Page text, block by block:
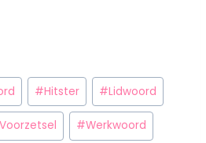
#Hitster #Lidwoord
Voorzetsel #Werkwoord